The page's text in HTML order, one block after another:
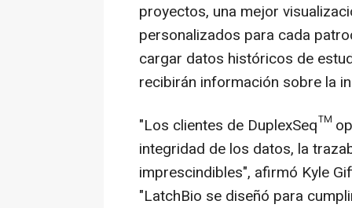
proyectos, una mejor
personalizados para cada
cargar datos históricos de
recibirán información sobre la
"Los clientes de DuplexSeq™
integridad de los datos, la
imprescindibles", afirmó Kyle
"LatchBio se diseñó para